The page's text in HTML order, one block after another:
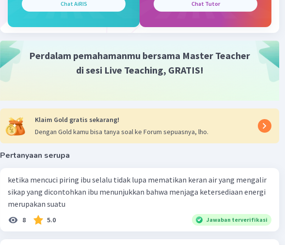
Chat AiRIS Chat Tutor
Perdalam pemahamanmu bersama Master Teacher
di sesi Live Teaching, GRATIS!
Klaim Gold gratis sekarang!
Dengan Gold kamu bisa tanya soal ke Forum sepuasnya, lho.
Pertanyaan serupa
ketika mencuci piring ibu selalu tidak lupa mematikan keran air yang mengalir
sikap yang dicontohkan ibu menunjukkan bahwa menjaga ketersediaan energi
merupakan suatu
8 5.0 Jawaban terverifikasi